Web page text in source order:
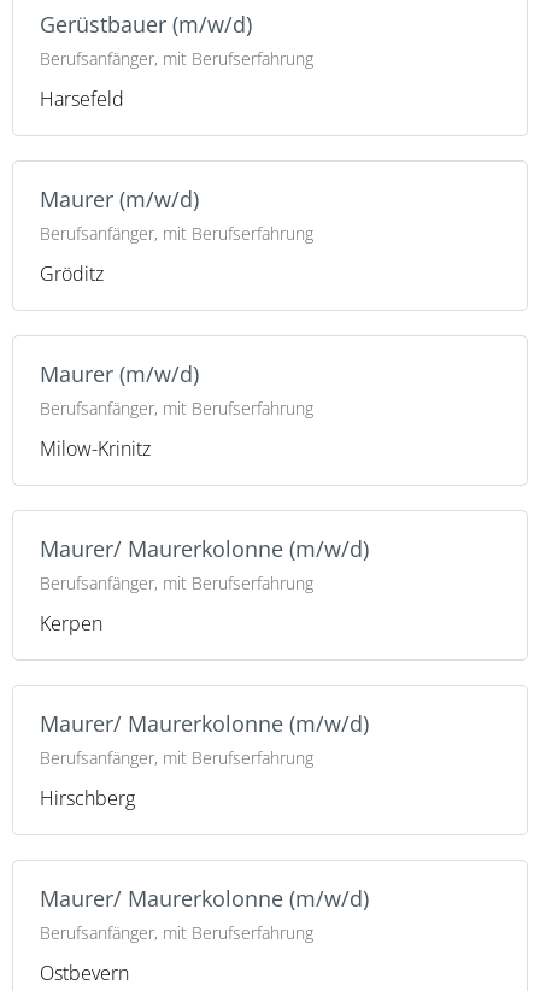
Gerüstbauer (m/w/d)
Berufsanfänger, mit Berufserfahrung
Harsefeld
Maurer (m/w/d)
Berufsanfänger, mit Berufserfahrung
Gröditz
Maurer (m/w/d)
Berufsanfänger, mit Berufserfahrung
Milow-Krinitz
Maurer/ Maurerkolonne (m/w/d)
Berufsanfänger, mit Berufserfahrung
Kerpen
Maurer/ Maurerkolonne (m/w/d)
Berufsanfänger, mit Berufserfahrung
Hirschberg
Maurer/ Maurerkolonne (m/w/d)
Berufsanfänger, mit Berufserfahrung
Ostbevern